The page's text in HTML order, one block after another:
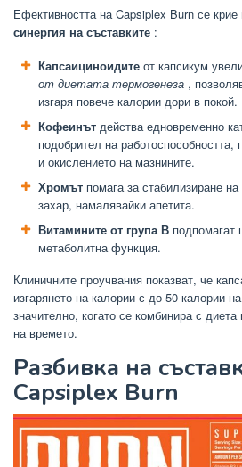
Ефективността на Capsiplex Burn се крие
синергия на съставките :
Капсаициноидите от капсикум
от диетата термогенеза ,
изгаря повече калории дори в покой.
Кофеинът действа едновременно
подобрител на работоспособността,
и окислението на мазнините.
Хромът помага за стабилизиране
захар, намалявайки апетита.
Витамините от група В подпомагат
метаболитна функция.
Клиничните проучвания показват, че
изгарянето на калории с до 50 калории
значително, когато се комбинира с
на времето.
Разбивка на
Capsiplex Burn